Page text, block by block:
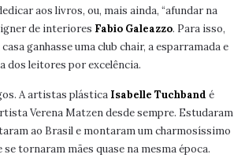
aos livros, ou, mais ainda, “afundar na
de interiores Fabio Galeazzo. Para isso,
ganhasse uma club chair, a esparramada e
dos leitores por excelência.
A artistas plástica Isabelle Tuchband é
Verena Matzen desde sempre. Estudaram
ao Brasil e montaram um charmosíssimo
se tornaram mães quase na mesma época.